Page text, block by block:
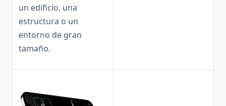
un edificio, una
estructura o un
entorno de gran
tamaño.